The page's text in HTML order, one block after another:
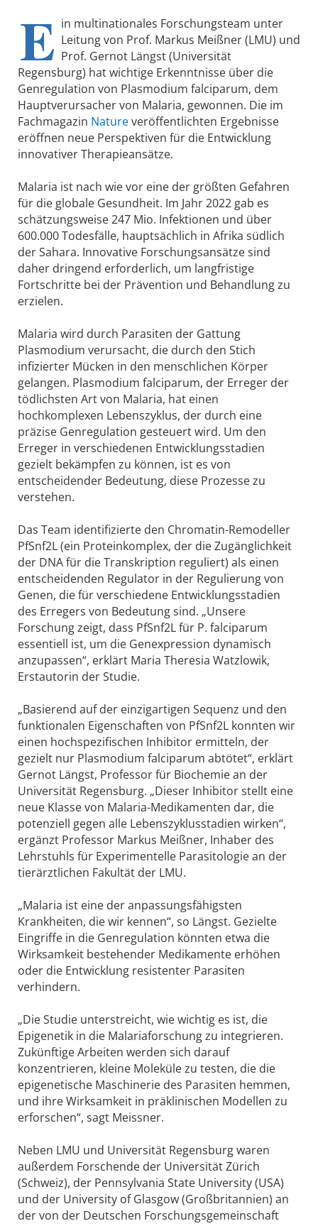
E in multinationales Forschungsteam unter
Leitung von Prof. Markus Meißner (LMU) und
Prof. Gernot Längst (Universität
Regensburg) hat wichtige Erkenntnisse über die
Genregulation von Plasmodium falciparum, dem
Hauptverursacher von Malaria, gewonnen. Die im
Fachmagazin Natureveröffentlichten Ergebnisse
eröffnen neue Perspektiven für die Entwicklung
innovativer Therapieansätze.
Malaria ist nach wie vor eine der größten Gefahren
für die globale Gesundheit. Im Jahr 2022 gab es
schätzungsweise 247 Mio. Infektionen und über
600.000 Todesfälle, hauptsächlich in Afrika südlich
der Sahara. Innovative Forschungsansätze sind
daher dringend erforderlich, um langfristige
Fortschritte bei der Prävention und Behandlung zu
erzielen.
Malaria wird durch Parasiten der Gattung
Plasmodium verursacht, die durch den Stich
infizierter Mücken in den menschlichen Körper
gelangen. Plasmodium falciparum, der Erreger der
tödlichsten Art von Malaria, hat einen
hochkomplexen Lebenszyklus, der durch eine
präzise Genregulation gesteuert wird. Um den
Erreger in verschiedenen Entwicklungsstadien
gezielt bekämpfen zu können, ist es von
entscheidender Bedeutung, diese Prozesse zu
verstehen.
Das Team identifizierte den Chromatin-Remodeller
PfSnf2L (ein Proteinkomplex, der die Zugänglichkeit
der DNA für die Transkription reguliert) als einen
entscheidenden Regulator in der Regulierung von
Genen, die für verschiedene Entwicklungsstadien
des Erregers von Bedeutung sind. „Unsere
Forschung zeigt, dass PfSnf2L für P. falciparum
essentiell ist, um die Genexpression dynamisch
anzupassen“, erklärt Maria Theresia Watzlowik,
Erstautorin der Studie.
„Basierend auf der einzigartigen Sequenz und den
funktionalen Eigenschaften von PfSnf2L konnten wir
einen hochspezifischen Inhibitor ermitteln, der
gezielt nur Plasmodium falciparum abtötet“, erklärt
Gernot Längst, Professor für Biochemie an der
Universität Regensburg. „Dieser Inhibitor stellt eine
neue Klasse von Malaria-Medikamenten dar, die
potenziell gegen alle Lebenszyklusstadien wirken“,
ergänzt Professor Markus Meißner, Inhaber des
Lehrstuhls für Experimentelle Parasitologie an der
tierärztlichen Fakultät der LMU.
„Malaria ist eine der anpassungsfähigsten
Krankheiten, die wir kennen“, so Längst. Gezielte
Eingriffe in die Genregulation könnten etwa die
Wirksamkeit bestehender Medikamente erhöhen
oder die Entwicklung resistenter Parasiten
verhindern.
„Die Studie unterstreicht, wie wichtig es ist, die
Epigenetik in die Malariaforschung zu integrieren.
Zukünftige Arbeiten werden sich darauf
konzentrieren, kleine Moleküle zu testen, die die
epigenetische Maschinerie des Parasiten hemmen,
und ihre Wirksamkeit in präklinischen Modellen zu
erforschen“, sagt Meissner.
Neben LMU und Universität Regensburg waren
außerdem Forschende der Universität Zürich
(Schweiz), der Pennsylvania State University (USA)
und der University of Glasgow (Großbritannien) an
der von der Deutschen Forschungsgemeinschaft